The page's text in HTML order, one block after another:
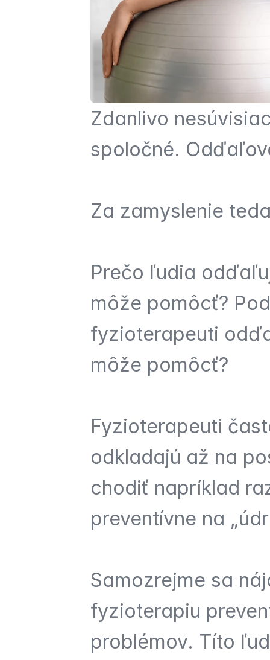
Zdanlivo
spoločné.
Za zamyslenie
Prečo ľudia
môže pomôcť?
fyzioterapeuti
môže pomôcť?
Fyzioterapeuti
odkladajú až na
chodiť napríklad
preventívne na
Samozrejme sa
fyzioterapiu
problémov. Títo